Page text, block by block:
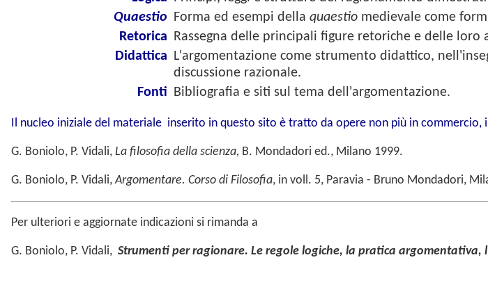
Quaestio
Forma ed esempi della quaestio medievale come
Retorica
Rassegna delle principali figure retoriche e delle
Didattica
L'argomentazione come strumento didattico,
discussione razionale.
Fonti
Bibliografia e siti sul tema dell'argomentazione.
Il nucleo iniziale del materiale inserito in questo sito è tratto da opere non più in commercio,
G. Boniolo, P. Vidali, La filosofia della scienza, B. Mondadori ed., Milano 1999.
G. Boniolo, P. Vidali,Argomentare. Corso di Filosofia, in voll. 5, Paravia - Bruno Mondadori,
Per ulteriori e aggiornate indicazioni si rimanda a
G. Boniolo, P. Vidali, Strumenti per ragionare. Le regole logiche, la pratica argomentativa,